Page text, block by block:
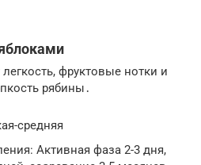
фруктовые нотки и
рябины․
средняя
Активная фаза 2-3 дня,